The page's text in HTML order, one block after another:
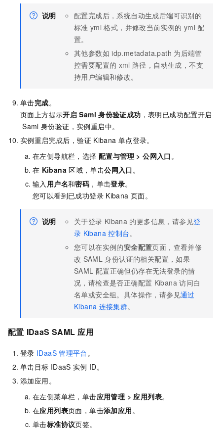
说明
配置完成后，系统自动生成后端可识别的
标准 yml 格式，并修改当前实例的 yml 配
置。
其他参数如 idp.metadata.path 为后端管
控需要配置的 xml 路径，自动生成，不支
持用户编辑和修改。
单击完成。
页面上方提示开启 Saml 身份验证成功 ，表明已成功配置开启
Saml 身份验证，实例重启中。
实例重启完成后，验证 Kibana 单点登录。
在左侧导航栏，选择 配置与管理 >公网入口。
在 Kibana 区域，单击公网入口。
输入 用户名和密码 ，单击登录。
您可以看到已成功登录 Kibana 页面。
说明 关于登录 Kibana 的更多信息，请参见登
录 Kibana 控制台。
您可以在实例的安全配置页面，查看并修
改 SAML 身份认证的相关配置，如果
SAML 配置正确但仍存在无法登录的情
况，请检查是否正确配置 Kibana 访问白
名单或安全组。具体操作，请参见通过
Kibana 连接集群。
配置 IDaaS SAML 应用
登录 IDaaS 管理平台 。
单击目标 IDaaS 实例 ID。
添加应用。
在左侧菜单栏，单击应用管理 > 应用列表。
在应用列表页面，单击添加应用 。
单击标准协议页签。